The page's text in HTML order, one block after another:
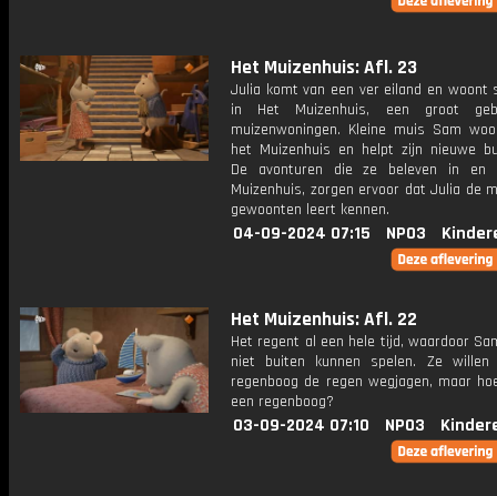
Het Muizenhuis: Afl. 23
Julia komt van een ver eiland en woont
in Het Muizenhuis, een groot
muizenwoningen. Kleine muis Sam
het Muizenhuis en helpt zijn nieuwe
De avonturen die ze beleven in en
Muizenhuis, zorgen ervoor dat Julia de
gewoonten leert kennen.
04-09-2024 07:15 NPO3
Het Muizenhuis: Afl. 22
Het regent al een hele tijd, waardoor
niet buiten kunnen spelen. Ze
regenboog de regen wegjagen, maar
een regenboog?
03-09-2024 07:10 NPO3